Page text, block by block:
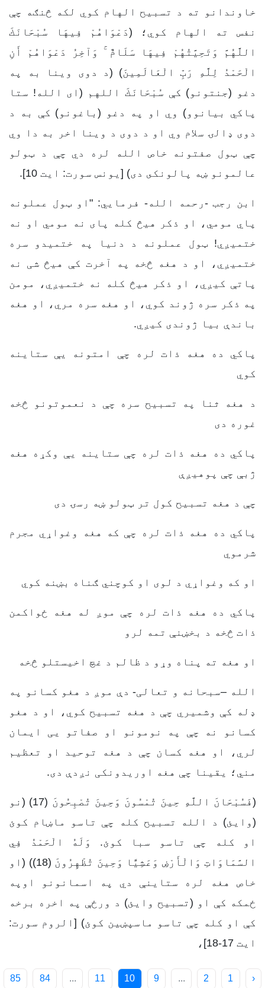
خاوندانو ته د تسبیح الهام کوي لکه څنګه چې
نفس ته الهام کوي؛ (دَعْوَاهُمْ فِيهَا سُبْحَانَكَ
اللَّهُمَّ وَتَحِيَّتُهُمْ فِيهَا سَلَامٌ ۚ وَآخِرُ دَعْوَاهُمْ أَنِ
الْحَمْدُ لِلَّهِ رَبِّ الْعَالَمِينَ) (د دوى وینا به په
دغو (جنتونو) كې سُبْحَانَكَ اللهم (اى الله! ستا
پاكي بیانوو) وي او په دغو (باغونو) كې به د
دوى ډالۍ سلام وي او د دوى د وینا اخر به دا وي
چې ټول صفتونه خاص الله لره دي چې د ټولو
عالمونو ښه پالونكى دى) [يونس سورت: ایت 10].
ابن رجب -رحمه الله- فرمايي: "او ټول عملونه
پاي مومي، او ذکر هیڅ کله پای نه مومي او نه
ختمیږي! ټول عملونه د دنیا په ختمیدو سره
ختمیږي، او د هغه څخه په آخرت کې هیڅ شی نه
پاتې کیږي، او ذکر هیڅ کله نه ختمیږي، مومن
په ذکر سره ژوند کوي، او هغه سره مري، او هغه
باندې بیا ژوندی کیږي.
پاکي ده هغه ذات لره چې امتونه یې ستاینه
کوي
د هغه ثنا په تسبیح سره چې د نعموتونو څخه
غوره دی
پاکي ده هغه ذات لره چې ستاینه یې وکړه هغه
ژبې چې پوهیږې
چې د هغه تسبیح کول تر ټولو ښه رسۍ دی
پاکي ده هغه ذات لره چې که هغه وغواړي مجرم
شرموي
او که وغواړي د لوی او کوچني ګناه بښنه کوي
پاکي ده هغه ذات لره چې موږ له هغه ځواکمن
ذات څخه د بخښنې تمه لرو
او هغه ته پناه وړو د ظالم د غچ اخیستلو څخه
الله –سبحانه و تعالی- دې موږ د هغو کسانو په
ډله کې وشمیري چې د هغه تسبیح کوي، او د هغو
کسانو نه چې په نومونو او صفاتو یی ایمان
لري، او هغه کسان چې د هغه توحید او تعظیم
مني؛ یقینا چې هغه اوریدونکی نږدې دی.
(فَسُبْحَانَ اللَّهِ حِينَ تُمْسُونَ وَحِينَ تُصْبِحُونَ (17) (نو
(وايئ) د الله تسبیح كله چې تاسو ماښام كوئ
او كله چې تاسو سبا كوئ. وَلَهُ الْحَمْدُ فِي
السَّمَاوَاتِ وَالْأَرْضِ وَعَشِيًّا وَحِينَ تُظْهِرُونَ (18)) (او
خاص هغه لره ستاينې دي په اسمانونو اوپه
ځمكه كې او (تسبیح وايئ) د ورځې په اخره برخه
كې او كله چې تاسو ماسپښین كوئ) [الروم سورت:
ايت 17-18]،
‹
1
2
...
9
10
11
...
84
85